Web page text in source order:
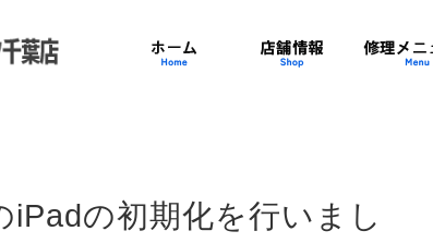
iPadの初期化を行いまし